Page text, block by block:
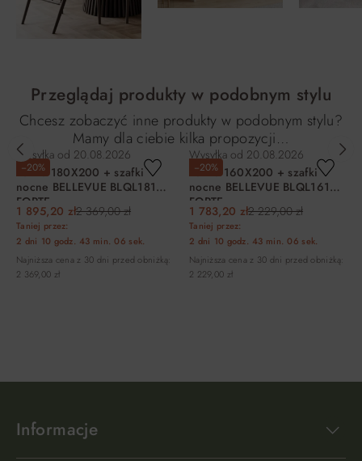
Przeglądaj produkty w podobnym stylu
Chcesz zobaczyć inne produkty w podobnym stylu?
Mamy dla ciebie kilka propozycji…
−20%
Wysyłka od 20.08.2026
Łóżko 180X200 + szafki
nocne BELLEVUE BLQL181B
FORTE
1 895,20 zł2 369,00 zł
Taniej przez:
2 dni 10 godz. 43 min. 06 sek.
Najniższa cena z 30 dni przed obniżką:
2 369,00 zł
−20%
Wysyłka od 20.08.2026
Łóżko 160X200 + szafki
nocne BELLEVUE BLQL161B
FORTE
1 783,20 zł2 229,00 zł
Taniej przez:
2 dni 10 godz. 43 min. 06 sek.
Najniższa cena z 30 dni przed obniżką:
2 229,00 zł
Informacje